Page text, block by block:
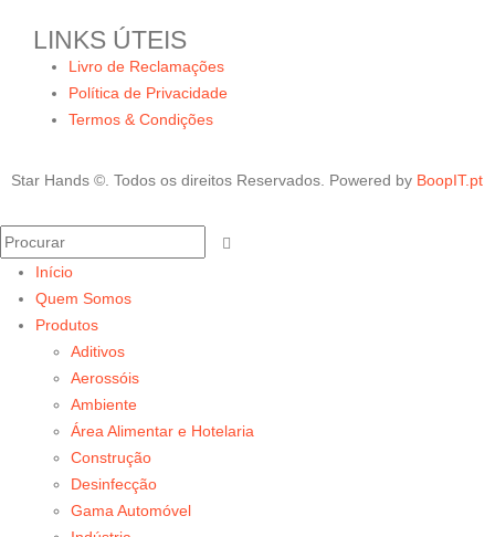
LINKS ÚTEIS
Livro de Reclamações
Política de Privacidade
Termos & Condições
Star Hands ©. Todos os direitos Reservados. Powered by BoopIT.pt
Início
Quem Somos
Produtos
Aditivos
Aerossóis
Ambiente
Área Alimentar e Hotelaria
Construção
Desinfecção
Gama Automóvel